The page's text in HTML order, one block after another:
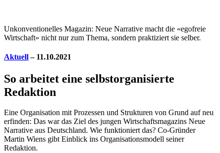
Unkonventionelles Magazin: Neue Narrative macht die «egofreie
Wirtschaft» nicht nur zum Thema, sondern praktiziert sie selber.
Aktuell– 11.10.2021
So arbeitet eine selbstorganisierte
Redaktion
Eine Organisation mit Prozessen und Strukturen von Grund auf neu
erfinden: Das war das Ziel des jungen Wirtschaftsmagazins Neue
Narrative aus Deutschland. Wie funktioniert das? Co-Gründer
Martin Wiens gibt Einblick ins Organisationsmodell seiner
Redaktion.